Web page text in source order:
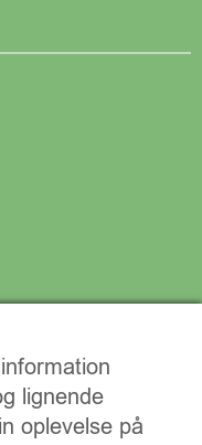
lignende
oplevelse på